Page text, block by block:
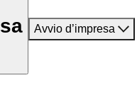
Avvio d’impresa